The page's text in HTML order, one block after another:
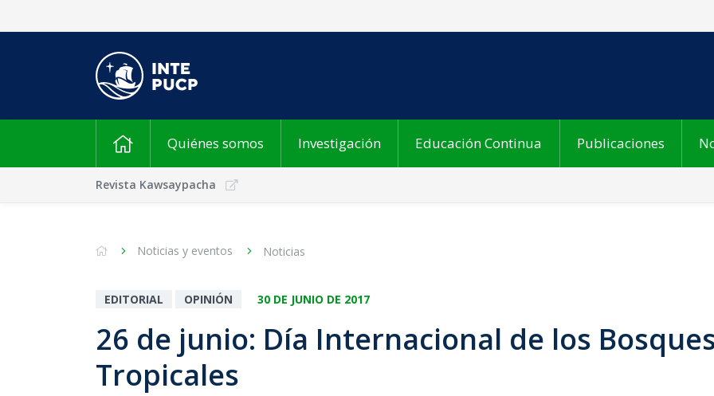
Quiénes somos Investigación Educación Continua Publicaciones
Revista Kawsaypacha
Noticias y eventos Noticias
EDITORIAL OPINIÓN 30 DE JUNIO DE 2017
26 de junio: Día Internacional de los
Tropicales